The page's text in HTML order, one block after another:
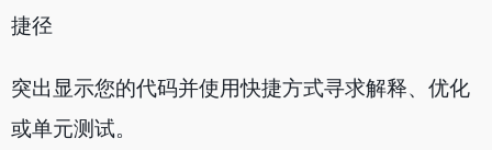
捷径
突出显示您的代码并使用快捷方式寻求解释、优化
或单元测试。